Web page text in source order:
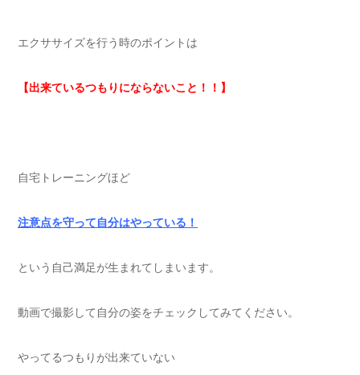
エクササイズを行う時のポイントは
【出来ているつもりにならないこと！！】
自宅トレーニングほど
注意点を守って自分はやっている！
という自己満足が生まれてしまいます。
動画で撮影して自分の姿をチェックしてみてください。
やってるつもりが出来ていない